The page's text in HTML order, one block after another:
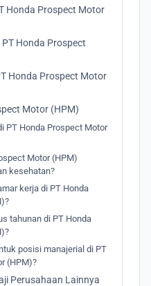
Honda Prospect Motor
Honda Prospect
Honda Prospect Motor
Motor (HPM)
PT Honda Prospect Motor
Motor (HPM)
kesehatan?
kerja di PT Honda
tahunan di PT Honda
posisi manajerial di PT
(HPM)?
Perusahaan Lainnya